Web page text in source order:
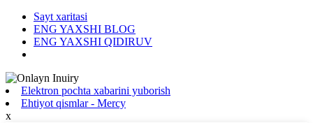
Sayt xaritasi
ENG YAXSHI BLOG
ENG YAXSHI QIDIRUV
Elektron pochta xabarini yuborish
Ehtiyot qismlar - Mercy
x